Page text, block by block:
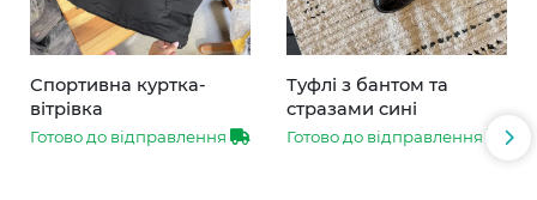
Спортивна куртка-
вітрівка
Готово до відправлення
Туфлі з бантом та
стразами сині
Готово до відправлення